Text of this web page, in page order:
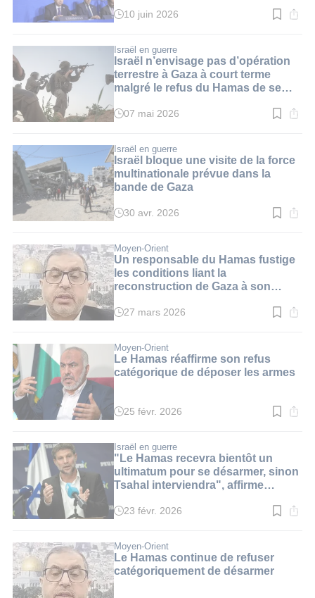
Temps
:
3
min.
10 juin 2026
Israël en guerre
Israël n’envisage pas d’opération
terrestre à Gaza à court terme
malgré le refus du Hamas de se
Temps
:
2
min.
07 mai 2026
Israël en guerre
Israël bloque une visite de la force
multinationale prévue dans la
bande de Gaza
Temps
:
3
min.
30 avr. 2026
Moyen-Orient
Un responsable du Hamas fustige
les conditions liant la
reconstruction de Gaza à son
Temps
:
2
min.
27 mars 2026
Moyen-Orient
Le Hamas réaffirme son refus
catégorique de déposer les armes
Temps
:
4
min.
25 févr. 2026
Israël en guerre
"Le Hamas recevra bientôt un
ultimatum pour se désarmer, sinon
Tsahal interviendra", affirme
Temps
:
3
min.
23 févr. 2026
Moyen-Orient
Le Hamas continue de refuser
catégoriquement de désarmer